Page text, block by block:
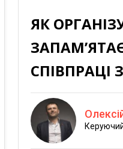
ЯК
СПІВПРАЦІ